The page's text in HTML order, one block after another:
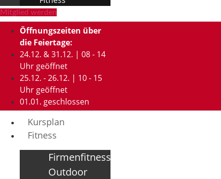
Mitglied werden
Öffnungszeiten über
die Feiertage:
24.12. & 31.12. | 08 - 14
Uhr geöffnet
25.12. - 26.12. | 10 - 15
Uhr geöffnet
01.01. geschlossen
Kursplan
Fitness
Firmenfitness
Outdoor